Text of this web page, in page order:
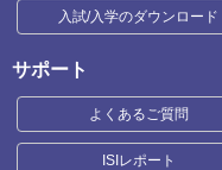
入試/入学のダウンロード
サポート
よくあるご質問
ISIレポート